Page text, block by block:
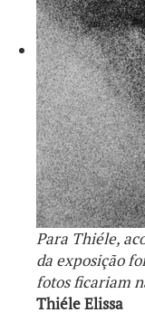
Para Thiéle,
da exposição
fotos ficariam
Thiéle Elissa